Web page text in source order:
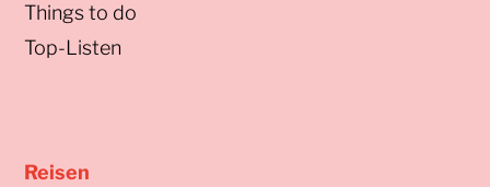
Things to do
Top-Listen
Reisen